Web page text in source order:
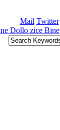
Mail Twitter
Dollo zice Bine